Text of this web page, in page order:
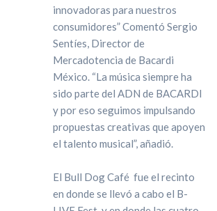
innovadoras para nuestros
consumidores” Comentó Sergio
Sentíes, Director de
Mercadotencia de Bacardi
México. “La música siempre ha
sido parte del ADN de BACARDI
y por eso seguimos impulsando
propuestas creativas que apoyen
el talento musical”, añadió.
El Bull Dog Café fue el recinto
en donde se llevó a cabo el B-